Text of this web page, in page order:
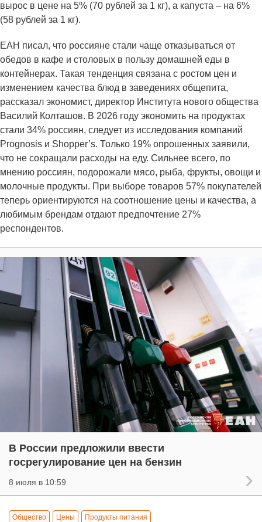
вырос в цене на 5% (70 рублей за 1 кг), а капуста – на 6%
(58 рублей за 1 кг).
ЕАН писал, что россияне стали чаще отказываться от
обедов в кафе и столовых в пользу домашней еды в
контейнерах. Такая тенденция связана с ростом цен и
изменением качества блюд в заведениях общепита,
рассказал экономист, директор Института нового общества
Василий Колташов. В 2026 году экономить на продуктах
стали 34% россиян, следует из исследования компаний
Prognosis и Shopper’s. Только 19% опрошенных заявили,
что не сокращали расходы на еду. Сильнее всего, по
мнению россиян, подорожали мясо, рыба, фрукты, овощи и
молочные продукты. При выборе товаров 57% покупателей
теперь ориентируются на соотношение цены и качества, а
любимым брендам отдают предпочтение 27%
респондентов.
В России предложили ввести
госрегулирование цен на бензин
8 июля в 10:59
Общество Цены Продукты питания